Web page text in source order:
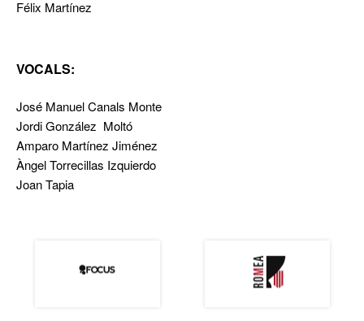
Félix Martínez
VOCALS:
José Manuel Canals Monte
Jordi González Moltó
Amparo Martínez Jiménez
Àngel Torrecillas Izquierdo
Joan Tapia